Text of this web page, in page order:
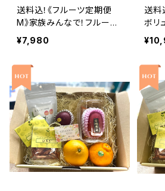
送料込！《フルーツ定期便
M》家族みんなで！フルーツ
セット【東果堂厳選！旬のフ
ルーツ詰め合わせ＆ドライフ
¥7,980
送料
ボリ
セッ
ル